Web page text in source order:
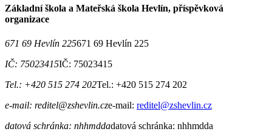
Základní škola a Mateřská škola Hevlín, příspěvková
organizace
671 69 Hevlín 225671 69 Hevlín 225
IČ: 75023415IČ: 75023415
Tel.: +420 515 274 202Tel.: +420 515 274 202
e-mail: reditel@zshevlin.cze-mail: reditel@zshevlin.cz
datová schránka: nhhmddadatová schránka: nhhmdda